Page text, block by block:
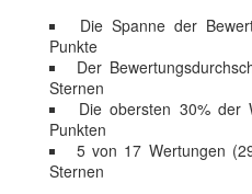
Die Spanne der
Punkte
Der
Sternen
Die obersten 30% der
Punkten
5 von 17 Wertungen
Sternen